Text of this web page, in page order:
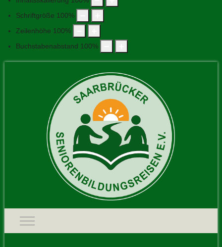
Schriftgröße 100%
Zeilenhöhe 100%
Buchstabenabstand 100%
Mobile Menu Toggle